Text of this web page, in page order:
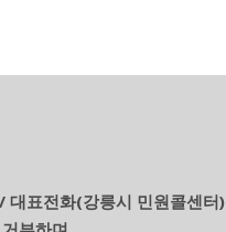
대표전화(강릉시 민원콜센터)